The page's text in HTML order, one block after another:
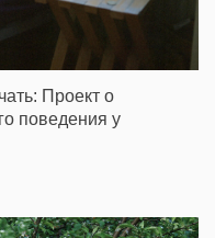
Проект о
поведения у